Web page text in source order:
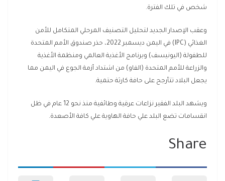
شخص في تلك الفترة.
وعقب الإصدار الجديد لتحليل التصنيف المرحلي المتكامل للأمن
الغذائي (IPC) في اليمن ديسمبر 2022، حذر صندوق الأمم المتحدة
للطفولة (اليونيسف) وبرنامج الأغذية العالمي ومنظمة الأغذية
والزراعة للأمم المتحدة (الفاو) من اشتداد أزمة الجوع في اليمن مما
يجعل البلاد تتأرجح على حافة كارثة حتمية.
ويشهد البلد الفقير نزاعات عرقية وطائفية منذ نحو 12 عام في ظل
انقسامات تضع البلد علي حافة الهاوية علي كافة الأصعدة.
Share